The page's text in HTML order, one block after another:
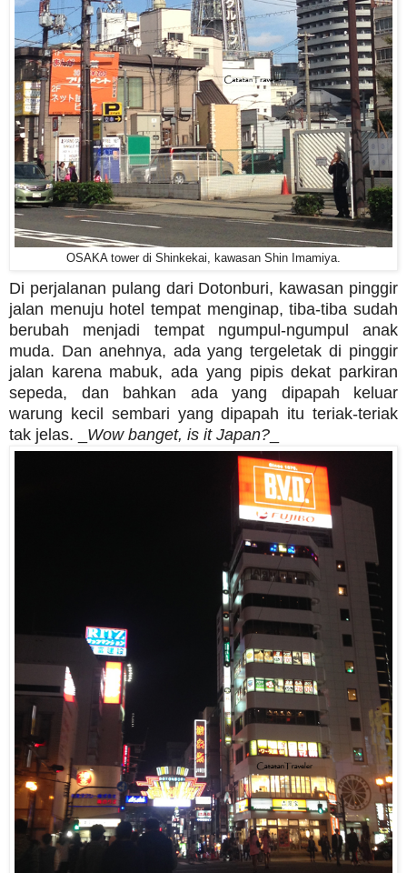
OSAKA tower di Shinkekai, kawasan Shin Imamiya.
Di perjalanan pulang dari Dotonburi, kawasan pinggir
jalan menuju hotel tempat menginap, tiba-tiba sudah
berubah menjadi tempat ngumpul-ngumpul anak
muda. Dan anehnya, ada yang tergeletak di pinggir
jalan karena mabuk, ada yang pipis dekat parkiran
sepeda, dan bahkan ada yang dipapah keluar
warung kecil sembari yang dipapah itu teriak-teriak
tak jelas. _ Wow banget, is it Japan?